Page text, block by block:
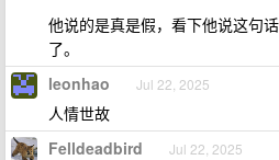
他说的是真是假，看下他说这句
了。
leonhao Jul 22, 2025
人情世故
Felldeadbird Jul 22, 2025